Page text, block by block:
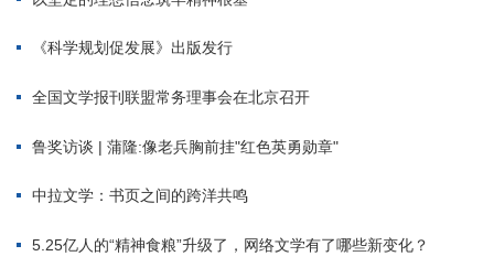
《科学规划促发展》出版发行
全国文学报刊联盟常务理事会在北京召开
鲁奖访谈 | 蒲隆:像老兵胸前挂"红色英勇勋章"
中拉文学：书页之间的跨洋共鸣
5.25亿人的“精神食粮”升级了，网络文学有了哪些新变化？